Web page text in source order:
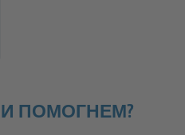
ПОМОГНЕМ?